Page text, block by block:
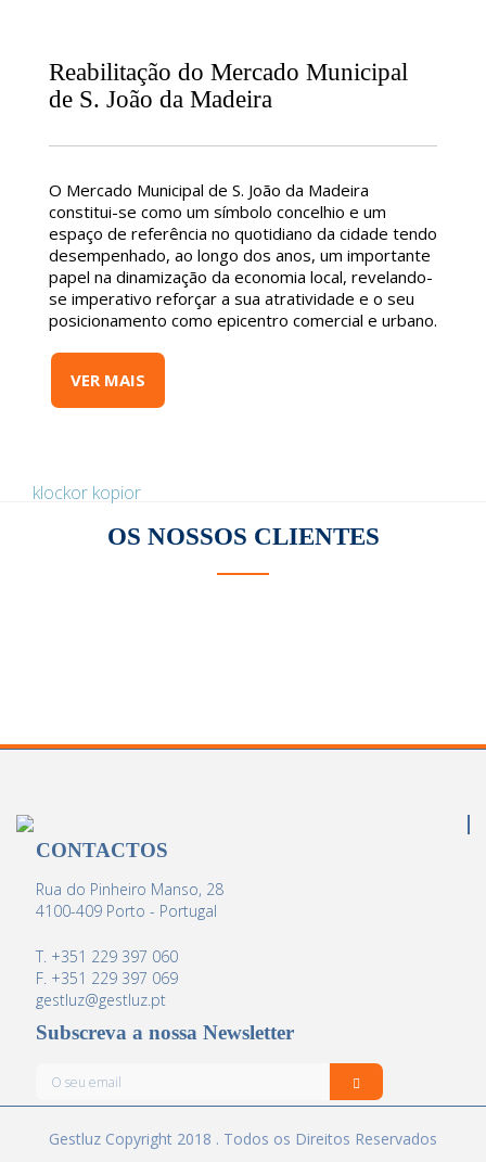
Reabilitação do Mercado Municipal
de S. João da Madeira
O Mercado Municipal de S. João da Madeira
constitui-se como um símbolo concelhio e um
espaço de referência no quotidiano da cidade tendo
desempenhado, ao longo dos anos, um importante
papel na dinamização da economia local, revelando-
se imperativo reforçar a sua atratividade e o seu
posicionamento como epicentro comercial e urbano.
VER MAIS
klockor kopior
OS NOSSOS CLIENTES
CONTACTOS
Rua do Pinheiro Manso, 28
4100-409 Porto - Portugal
T. +351 229 397 060
F. +351 229 397 069
gestluz@gestluz.pt
Subscreva a nossa Newsletter
Gestluz Copyright 2018 . Todos os Direitos Reservados